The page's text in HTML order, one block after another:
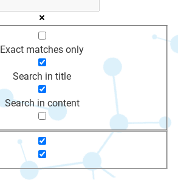
Exact matches only
Search in title
Search in content